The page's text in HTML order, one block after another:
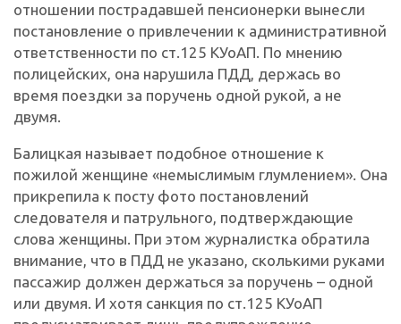
отношении пострадавшей пенсионерки вынесли
постановление о привлечении к административной
ответственности по ст.125 КУоАП. По мнению
полицейских, она нарушила ПДД, держась во
время поездки за поручень одной рукой, а не
двумя.
Балицкая называет подобное отношение к
пожилой женщине «немыслимым глумлением». Она
прикрепила к посту фото постановлений
следователя и патрульного, подтверждающие
слова женщины. При этом журналистка обратила
внимание, что в ПДД не указано, сколькими руками
пассажир должен держаться за поручень – одной
или двумя. И хотя санкция по ст.125 КУоАП